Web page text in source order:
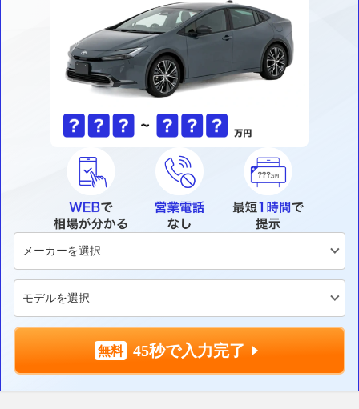
45秒で入力完了